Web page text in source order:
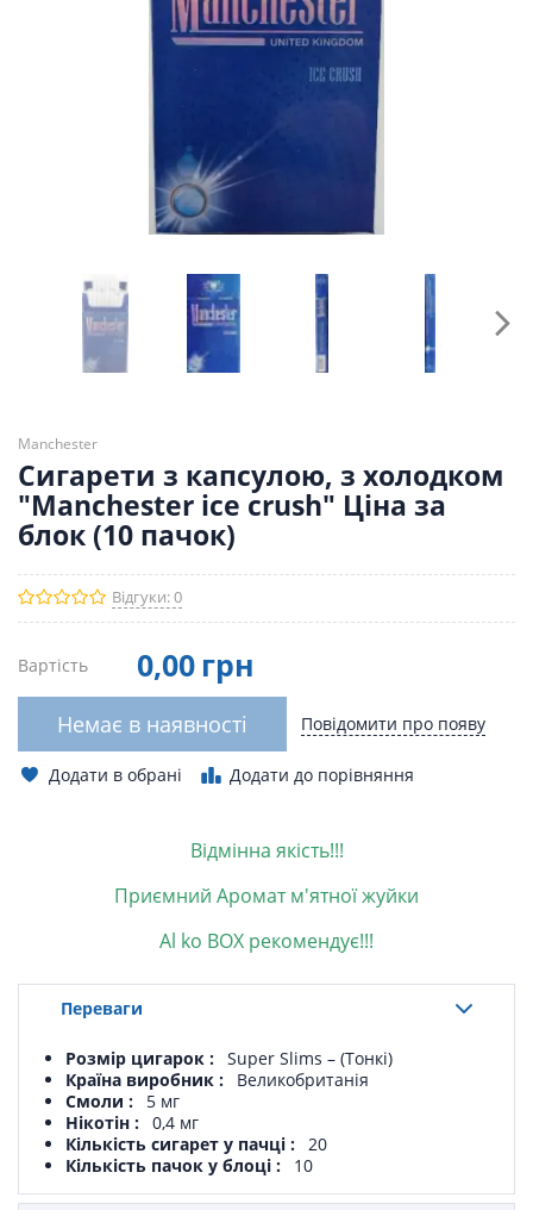
Manchester
Сигарети з капсулою, з холодком
"Manchester ice crush" Ціна за
блок (10 пачок)
Відгуки: 0
Вартість 0,00 грн
Немає в наявності Повідомити про появу
Додати в обрані Додати до порівняння
Відмінна якість!!!
Приємний Аромат м'ятної жуйки
Al ko BOX рекомендує!!!
Переваги
Розмір цигарок
Super Slims – (Тонкі)
Країна виробник
Великобританія
Смоли
5 мг
Нікотін
0,4 мг
Кількість сигарет у пачці
20
Кількість пачок у блоці
10